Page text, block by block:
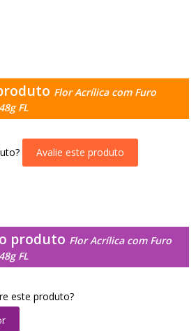
Flor Acrílica com Furo
FL
Avalie este produto
produto Flor Acrílica com Furo
FL
este produto?